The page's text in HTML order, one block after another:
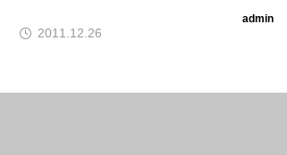
admin
2011.12.26